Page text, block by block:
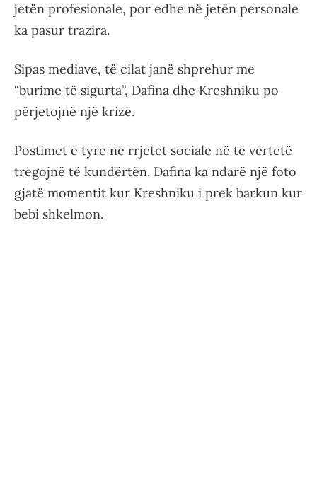
jetën profesionale, por edhe në jetën personale
ka pasur trazira.
Sipas mediave, të cilat janë shprehur me
“burime të sigurta”, Dafina dhe Kreshniku po
përjetojnë një krizë.
Postimet e tyre në rrjetet sociale në të vërtetë
tregojnë të kundërtën. Dafina ka ndarë një foto
gjatë momentit kur Kreshniku i prek barkun kur
bebi shkelmon.